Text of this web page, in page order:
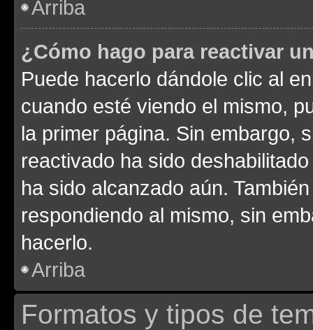
Arriba
¿Cómo hago para reactivar
Puede hacerlo dándole clic al
cuando esté viendo el mismo,
la primer página. Sin embargo,
reactivado ha sido
ha sido alcanzado aún.
respondiendo al mismo, sin
hacerlo.
Arriba
Formatos y tipos de